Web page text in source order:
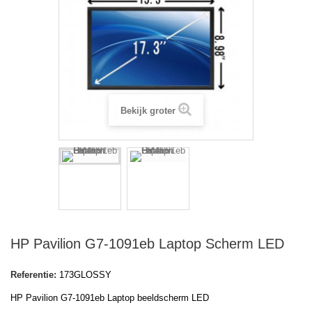
Bekijk groter
HP Pavilion G7-1091eb Laptop Scherm LED
Referentie: 173GLOSSY
HP Pavilion G7-1091eb Laptop beeldscherm LED